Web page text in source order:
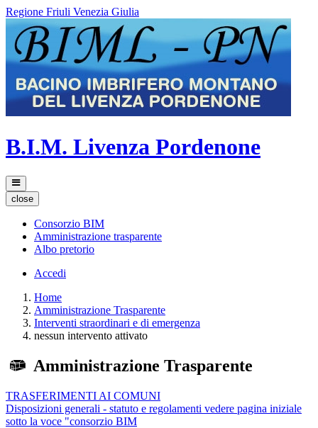
Regione Friuli Venezia Giulia
B.I.M. Livenza Pordenone
close
Consorzio BIM
Amministrazione trasparente
Albo pretorio
Accedi
Home
Amministrazione Trasparente
Interventi straordinari e di emergenza
nessun intervento attivato
Amministrazione Trasparente
TRASFERIMENTI AI COMUNI
Disposizioni generali - statuto e regolamenti vedere pagina iniziale
sotto la voce "consorzio BIM